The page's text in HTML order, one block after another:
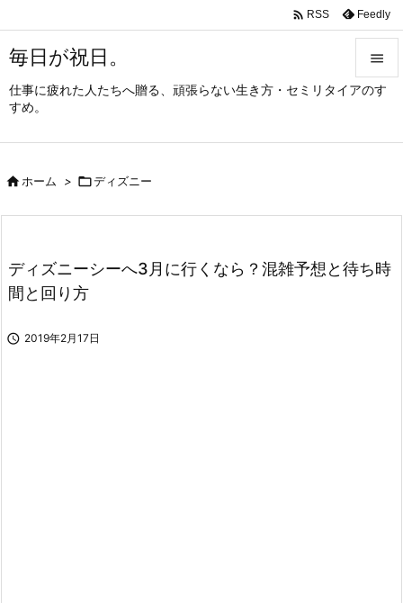
毎日が祝日。
仕事に疲れた人たちへ贈る、頑張らない生き方・セミリタイアのす
すめ。




 RSS Feedly
ホーム > ディズニー
ディズニーシーへ3月に行くなら？混雑予想と待ち時
間と回り方
 2019年2月17日